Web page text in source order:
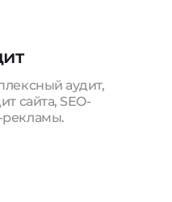
аудит,
сайта, SEO-
рекламы.